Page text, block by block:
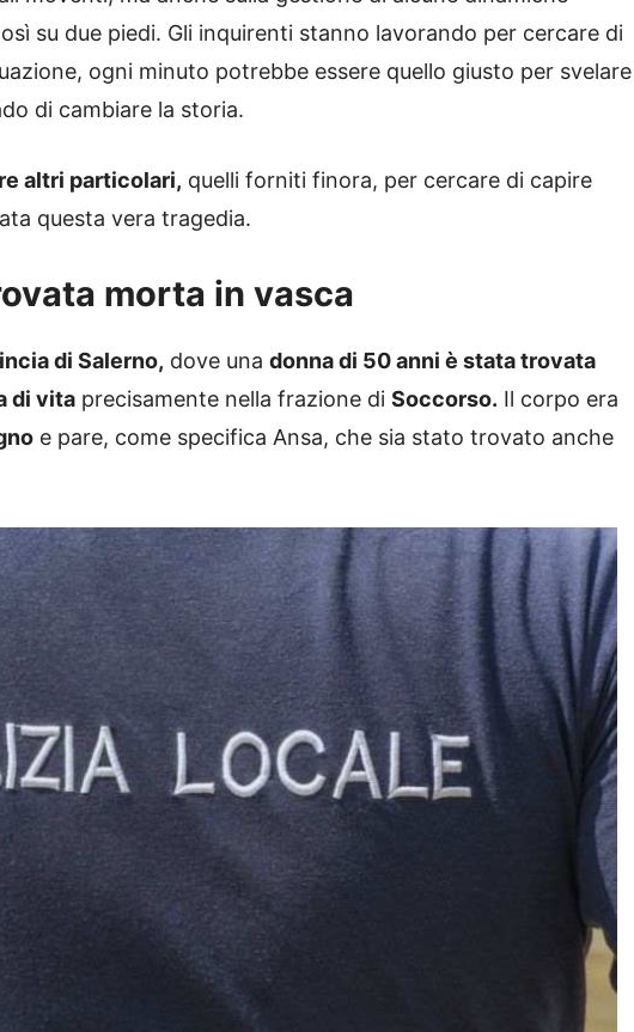
su due piedi. Gli inquirenti stanno lavorando per cercare di
ogni minuto potrebbe essere quello giusto per svelare
di cambiare la storia.
altri particolari, quelli forniti finora, per cercare di capire
questa vera tragedia.
morta in vasca
di Salerno, dove una donna di 50 anni è stata trovata
di vita precisamente nella frazione di Soccorso. Il corpo era
e pare, come specifica Ansa, che sia stato trovato anche